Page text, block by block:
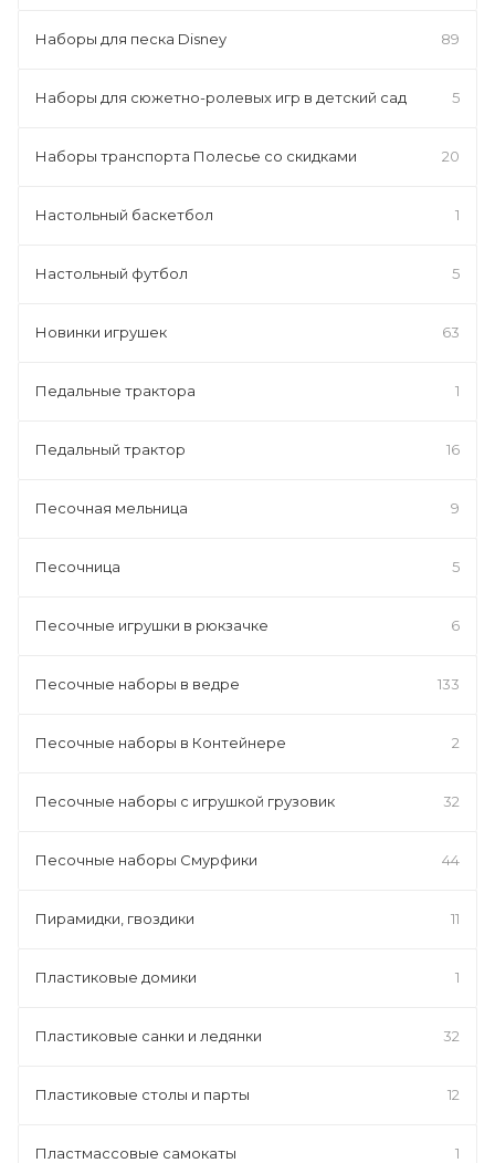
Наборы для песка Disney 89
Наборы для сюжетно-ролевых игр в детский сад 5
Наборы транспорта Полесье со скидками 20
Настольный баскетбол 1
Настольный футбол 5
Новинки игрушек 63
Педальные трактора 1
Педальный трактор 16
Песочная мельница 9
Песочница 5
Песочные игрушки в рюкзачке 6
Песочные наборы в ведре 133
Песочные наборы в Контейнере 2
Песочные наборы с игрушкой грузовик 32
Песочные наборы Смурфики 44
Пирамидки, гвоздики 11
Пластиковые домики 1
Пластиковые санки и ледянки 32
Пластиковые столы и парты 12
Пластмассовые самокаты 1